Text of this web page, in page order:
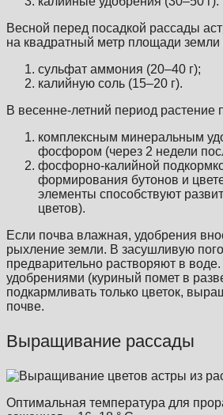
Весной перед посадкой рассады
на квадратный метр площади земли
сульфат аммония (20–40 г);
калийную соль (15–20 г).
В весенне-летний период растение
комплексным минеральным
фосфором (через 2 недели
фосфорно-калийной
формирования бутонов и
элементы способствуют
цветов).
Если почва влажная, удобрения
рыхление земли. В засушливую
предварительно растворяют в
удобрениями (куриный помет в
подкармливать только цветок,
почве.
Выращивание рассады
Оптимальная температура для